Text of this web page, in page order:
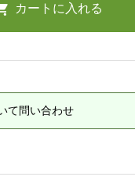
て問い合わせ